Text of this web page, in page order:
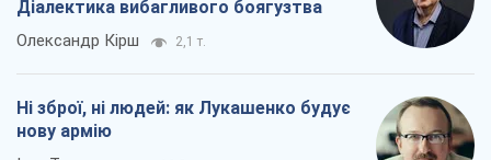
Діалектика вибагливого боягузтва
Олександр Кірш 2,1 т.
Ні зброї, ні людей: як Лукашенко будує
нову армію